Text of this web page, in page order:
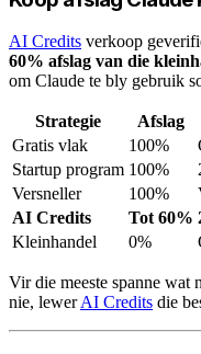
AI Credits verkoop
60% afslag van die
om Claude te bly gebruik
Strategie Afslag
Gratis vlak
100%
Startup program 100%
Versneller
100%
AI Credits
Tot 60%
Kleinhandel
0%
Vir die meeste spanne
nie, lewerAI Credits die